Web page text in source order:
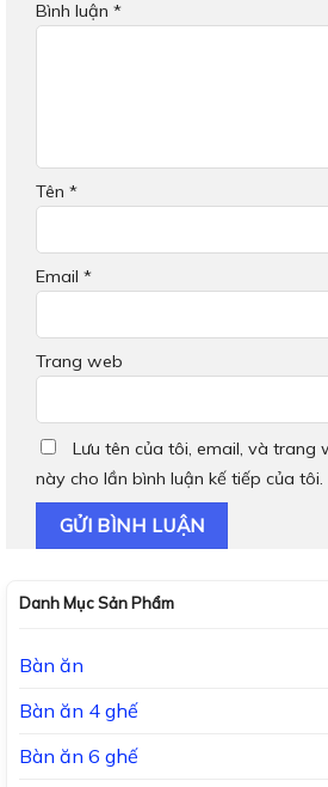
Bình luận *
Tên *
Email *
Trang web
Lưu tên của tôi, email, và trang
này cho lần bình luận kế tiếp của tôi.
Danh Mục Sản Phẩm
Bàn ăn
Bàn ăn 4 ghế
Bàn ăn 6 ghế